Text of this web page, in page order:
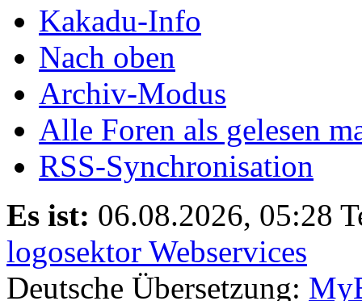
Kakadu-Info
Nach oben
Archiv-Modus
Alle Foren als gelesen
RSS-Synchronisation
Es ist: 06.08.2026, 05:28
logosektor Webservices
Deutsche Übersetzung: